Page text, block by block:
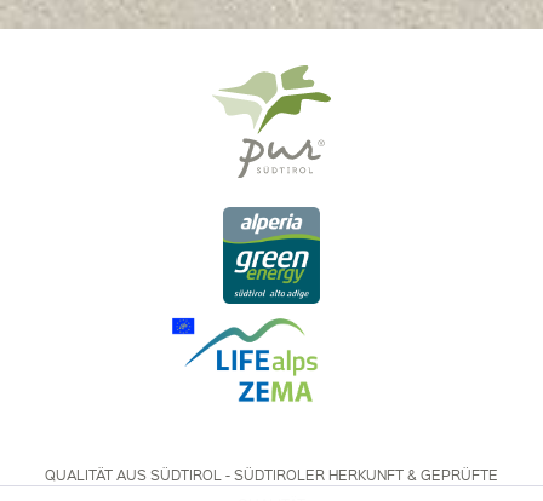
QUALITÄT AUS SÜDTIROL - SÜDTIROLER HERKUNFT & GEPRÜFTE